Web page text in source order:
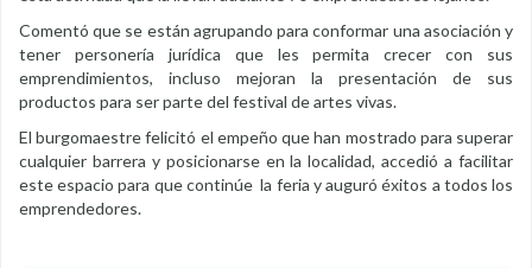
Comentó que se están agrupando para conformar una asociación y
tener personería jurídica que les permita crecer con sus
emprendimientos, incluso mejoran la presentación de sus
productos para ser parte del festival de artes vivas.
El burgomaestre felicitó el empeño que han mostrado para superar
cualquier barrera y posicionarse en la localidad, accedió a facilitar
este espacio para que continúe la feria y auguró éxitos a todos los
emprendedores.